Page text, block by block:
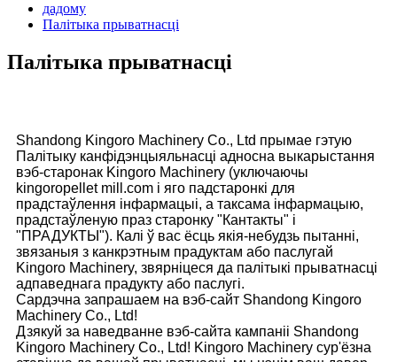
дадому
Палітыка прыватнасці
Палітыка прыватнасці
Shandong Kingoro Machinery Co., Ltd прымае гэтую
Палітыку канфідэнцыяльнасці адносна выкарыстання
вэб-старонак Kingoro Machinery (уключаючы
kingoropellet mill.com і яго падстаронкі для
прадстаўлення інфармацыі, а таксама інфармацыю,
прадстаўленую праз старонку "Кантакты" і
"ПРАДУКТЫ"). Калі ў вас ёсць якія-небудзь пытанні,
звязаныя з канкрэтным прадуктам або паслугай
Kingoro Machinery, звярніцеся да палітыкі прыватнасці
адпаведнага прадукту або паслугі.
Сардэчна запрашаем на вэб-сайт Shandong Kingoro
Machinery Co., Ltd!
Дзякуй за наведванне вэб-сайта кампаніі Shandong
Kingoro Machinery Co., Ltd! Kingoro Machinery сур'ёзна